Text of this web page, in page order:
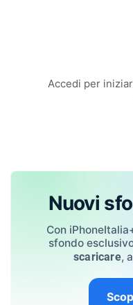
Accedi per
Nuovi
Con
sfondo
scaricare,